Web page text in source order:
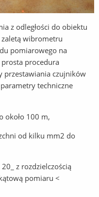
z odległości do obiektu
wibrometru
pomiarowego na
procedura
przestawiania czujników
techniczne
około 100 m,
od kilku mm2 do
z rozdzielczością
pomiaru <